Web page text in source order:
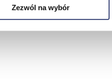
Zezwól na wybór